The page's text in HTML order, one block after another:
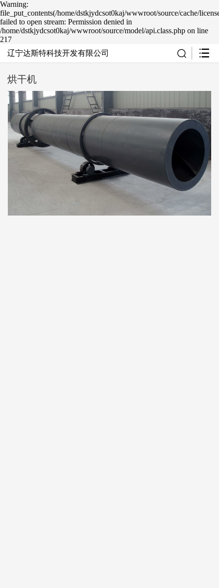
Warning:
file_put_contents(/home/dstkjydcsot0kaj/wwwroot/source/cache/
failed to open stream: Permission denied in
/home/dstkjydcsot0kaj/wwwroot/source/model/api.class.php on line
217
辽宁达斯特科技开发有限公司
烘干机